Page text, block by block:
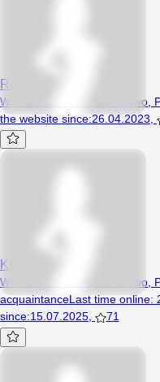
Redrosee69
Woman, 32 years, Barczewo,
the website since:26.04.2023
KittyTitty
Woman, 36 years, Barczewo,
acquaintanceLast time online:
since:15.07.2025 71